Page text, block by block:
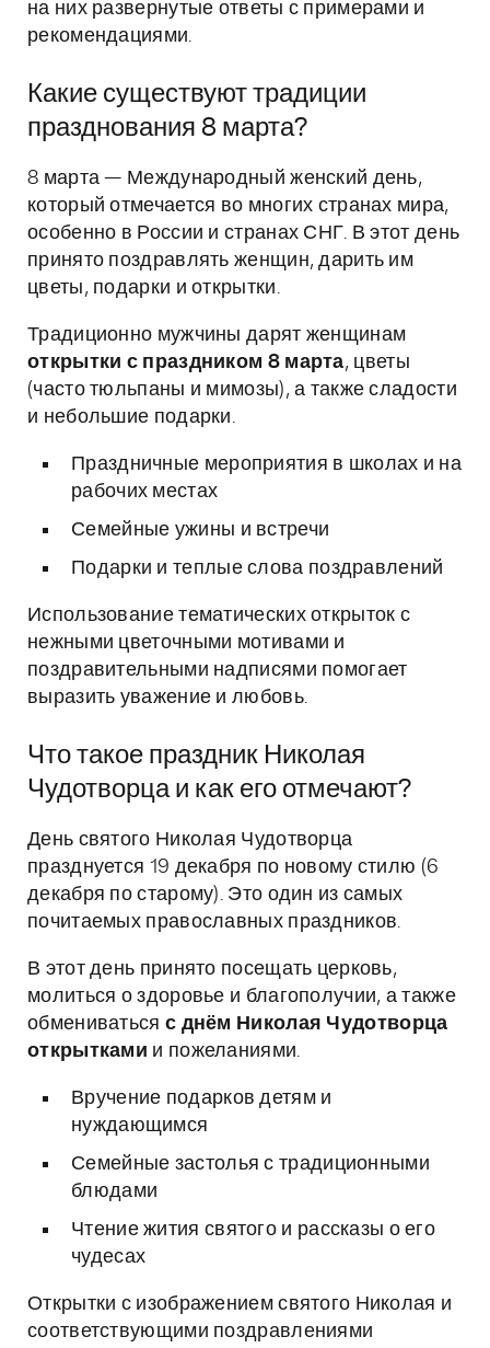
на них развернутые ответы с примерами и
рекомендациями.
Какие существуют традиции
празднования 8 марта?
8 марта — Международный женский день,
который отмечается во многих странах мира,
особенно в России и странах СНГ. В этот день
принято поздравлять женщин, дарить им
цветы, подарки и открытки.
Традиционно мужчины дарят женщинам
открытки с праздником 8 марта, цветы
(часто тюльпаны и мимозы), а также сладости
и небольшие подарки.
Праздничные мероприятия в школах и на
рабочих местах
Семейные ужины и встречи
Подарки и теплые слова поздравлений
Использование тематических открыток с
нежными цветочными мотивами и
поздравительными надписями помогает
выразить уважение и любовь.
Что такое праздник Николая
Чудотворца и как его отмечают?
День святого Николая Чудотворца
празднуется 19 декабря по новому стилю (6
декабря по старому). Это один из самых
почитаемых православных праздников.
В этот день принято посещать церковь,
молиться о здоровье и благополучии, а также
обмениваться с днём Николая Чудотворца
открытками и пожеланиями.
Вручение подарков детям и
нуждающимся
Семейные застолья с традиционными
блюдами
Чтение жития святого и рассказы о его
чудесах
Открытки с изображением святого Николая и
соответствующими поздравлениями